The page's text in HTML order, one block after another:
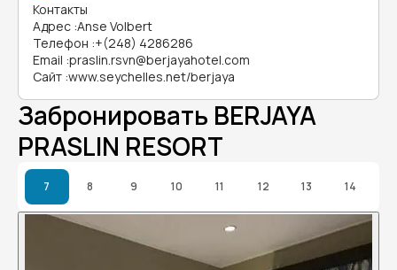
Контакты
Адрес :Anse Volbert
Телефон :+(248) 4286286
Email :praslin.rsvn@berjayahotel.com
Сайт :www.seychelles.net/berjaya
Забронировать BERJAYA
PRASLIN RESORT
7 8 9 10 11 12 13 14